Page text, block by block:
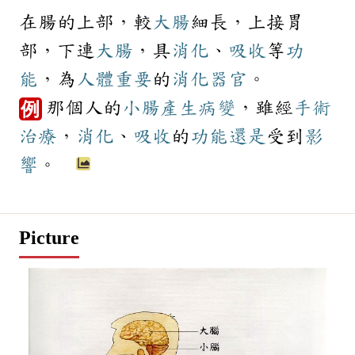
在腸的上部，較 大腸細長，上接胃
部，下連 大腸 ，具消化 、 吸收 等功
能 ，為 人體 重要的 消化器官 。
例 那個人的 小腸 產生 病變 ，雖經 手術
治療 ， 消化 、 吸收 的 功能 還是 受到 影
響 。
Picture